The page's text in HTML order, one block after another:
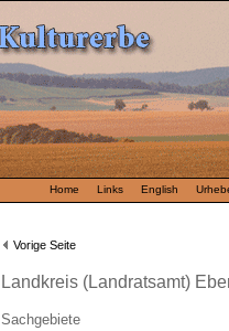
Home Links English
Vorige Seite
Landkreis (Landratsamt)
Sachgebiete